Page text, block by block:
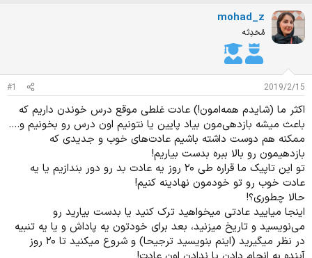
و
ع
ک
ن
د
ه
م
و
ض
و
ع
ی
ش
ر
mohad_z
مُحَدِثه
2019/2/15
#1
اکثر ما (شایدم همه‌امون!) عادت غلطی موقع درس خوندن داریم که
باعث میشه بازدهی‌مون بیاد پایین یا نتونیم اون درس رو بخونیم و....
ممکنه هم دوست داشته باشیم عادت‌های خوب و جدیدی که
بازدهیمون رو بالا ببره بدست بیاریم!
تو این تاپیک ما قراره طی ۲۰ روز یه عادت بد رو دور بندازیم یا یه
عادت خوب رو تو خودمون نهادینه کنیم!
حالا چطوری؟!
اینجا میایید عادتی میخواهید ترک کنید یا بدست بیارید رو
می‌نویسید و تاریخ میزنید، بعد برای خودتون یه پاداش و یا یه تنبیه
در نظر میگیرید (اینم بنویسید ترجیحا) و شروع میکنید تا ۲۰ روز